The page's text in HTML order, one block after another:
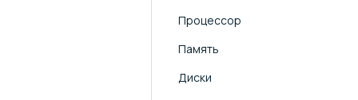
Процессор
Память
Диски